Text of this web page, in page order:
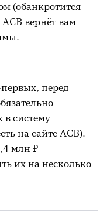
(обанкротится
АСВ вернёт вам
перед
в систему
на сайте АСВ).
млн ₽
их на несколько